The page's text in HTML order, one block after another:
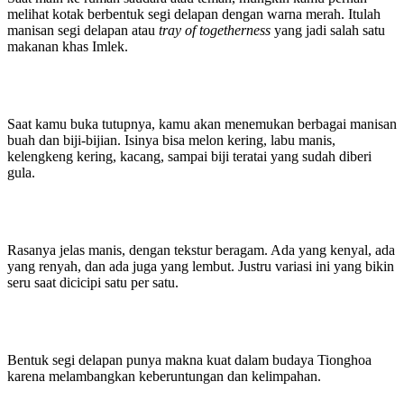
melihat kotak berbentuk segi delapan dengan warna merah. Itulah
manisan segi delapan atau tray of togetherness yang jadi salah satu
makanan khas Imlek.
Saat kamu buka tutupnya, kamu akan menemukan berbagai manisan
buah dan biji-bijian. Isinya bisa melon kering, labu manis,
kelengkeng kering, kacang, sampai biji teratai yang sudah diberi
gula.
Rasanya jelas manis, dengan tekstur beragam. Ada yang kenyal, ada
yang renyah, dan ada juga yang lembut. Justru variasi ini yang bikin
seru saat dicicipi satu per satu.
Bentuk segi delapan punya makna kuat dalam budaya Tionghoa
karena melambangkan keberuntungan dan kelimpahan.